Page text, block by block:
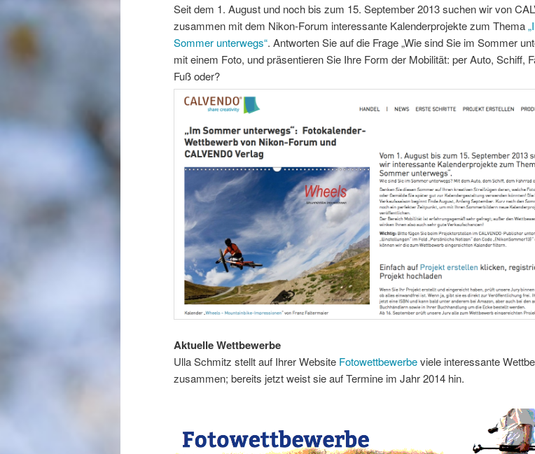
Seit dem 1. August und noch bis zum 15. September 2013 suchen wir von
zusammen mit dem Nikon-Forum interessante Kalenderprojekte zum Thema
Sommer unterwegs“. Antworten Sie auf die Frage „Wie sind Sie im Sommer
mit einem Foto, und präsentieren Sie Ihre Form der Mobilität: per Auto, Schiff,
Fuß oder?
Aktuelle Wettbewerbe
Ulla Schmitz stellt auf Ihrer Website Fotowettbewerbeviele interessante
zusammen; bereits jetzt weist sie auf Termine im Jahr 2014 hin.